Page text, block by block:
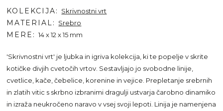
KOLEKCIJA Skrivnostni vrt
MATERIAL Srebro
MERE 14 x 12 x 15 mm
'Skrivnostni vrt' je ljubka in igriva kolekcija, ki te popelje v skrite
kotičke divjih cvetočih vrtov. Sestavljajo jo svobodne linije,
cvetlice, kače, čebelice, korenine in vejice. Prepletanje srebrnih
in zlatih vitic s skrbno izbranimi dragulji ustvarja čarobno dinamiko
in izraža neukročeno naravo v vsej svoji lepoti. Linija je namenjena